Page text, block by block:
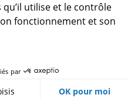
2026, CNRS
utilise et le contrôle
fonctionnement et son
par
OK pour moi